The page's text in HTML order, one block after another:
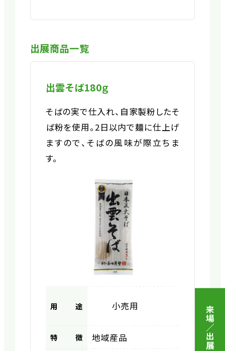
出展商品一覧
出雲そば180ｇ
そばの実で仕入れ、自家製粉したそ
ば粉を使用。2日以内で麺に仕上げ
ますので、そばの風味が際立ちま
す。
用途 小売用
特徴 地域産品